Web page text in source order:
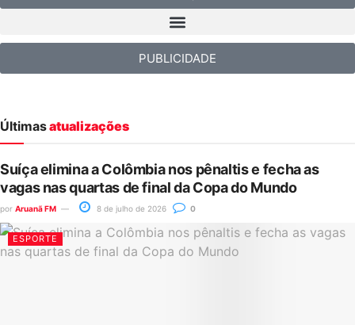
PUBLICIDADE
Últimasatualizações
Suíça elimina a Colômbia nos pênaltis e fecha as
vagas nas quartas de final da Copa do Mundo
por Aruanã FM 8 de julho de 2026 0
ESPORTE